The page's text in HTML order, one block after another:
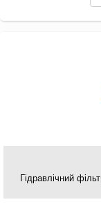
Гідравлічний